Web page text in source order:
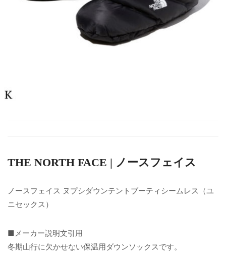
THE NORTH FACE | ノースフェイス
ノースフェイス ヌプシダウンテントブーティシームレス（ユ
ニセックス）
■メーカー説明文引用
冬期山行に欠かせない保温用ダウンソックスです。